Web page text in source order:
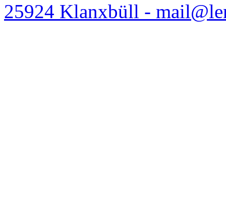
25924 Klanxbüll -